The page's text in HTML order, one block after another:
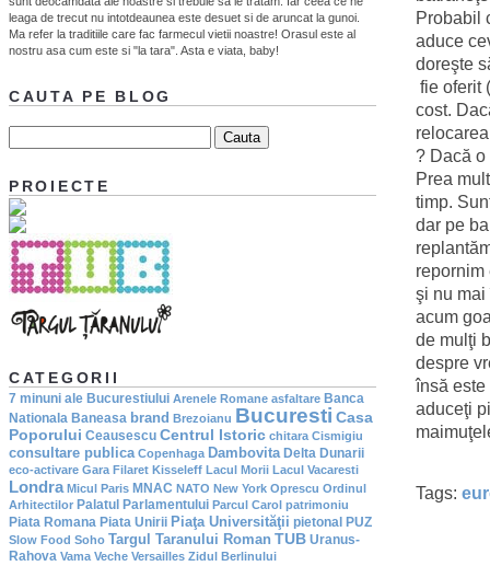
Probabil
aduce
doreşte
fie oferit
cost.
? Dacă o
Prea
timp.
dar pe
repornim
şi nu mai
acum
de mulţi
despre
însă
aduceţi
Tags:
leaga de trecut nu intotdeaunea este desuet si de aruncat la gunoi.
Ma refer la traditiile care fac farmecul vietii noastre! Orasul este al
nostru asa cum este si "la tara". Asta e viata, baby!
CAUTA PE BLOG
PROIECTE
CATEGORII
7 minuni ale Bucurestiului Arenele Romane asfaltare Banca
Nationala Baneasa brand Brezoianu Bucuresti Casa
Poporului Ceausescu Centrul Istoric chitara Cismigiu
consultare publica Copenhaga Dambovita Delta Dunarii
eco-activare Gara Filaret Kisseleff Lacul Morii Lacul Vacaresti
Londra Micul Paris MNAC NATO New York Oprescu Ordinul
Arhitectilor Palatul Parlamentului Parcul Carol patrimoniu
Piata Romana Piata Unirii Piaţa Universităţii pietonal PUZ
Slow Food Soho Targul Taranului Roman TUB Uranus-
Rahova Vama Veche Versailles Zidul Berlinului